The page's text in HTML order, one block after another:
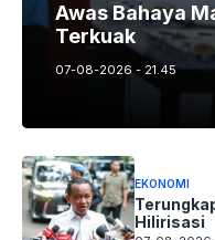
Awas Bahaya
Terkuak
07-08-2026 - 21.45
EKONOMI
Hilirisasi